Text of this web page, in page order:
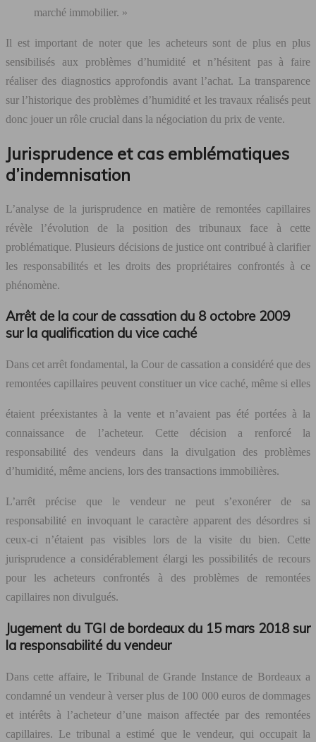
marché immobilier. »
Il est important de noter que les acheteurs sont de plus en plus
sensibilisés aux problèmes d’humidité et n’hésitent pas à faire
réaliser des diagnostics approfondis avant l’achat. La transparence
sur l’historique des problèmes d’humidité et les travaux réalisés peut
donc jouer un rôle crucial dans la négociation du prix de vente.
Jurisprudence et cas emblématiques
d’indemnisation
L’analyse de la jurisprudence en matière de remontées capillaires
révèle l’évolution de la position des tribunaux face à cette
problématique. Plusieurs décisions de justice ont contribué à clarifier
les responsabilités et les droits des propriétaires confrontés à ce
phénomène.
Arrêt de la cour de cassation du 8 octobre 2009
sur la qualification du vice caché
Dans cet arrêt fondamental, la Cour de cassation a considéré que des
remontées capillaires peuvent constituer un vice caché, même si elles
étaient préexistantes à la vente et n’avaient pas été portées à la
connaissance de l’acheteur. Cette décision a renforcé la
responsabilité des vendeurs dans la divulgation des problèmes
d’humidité, même anciens, lors des transactions immobilières.
L’arrêt précise que le vendeur ne peut s’exonérer de sa
responsabilité en invoquant le caractère apparent des désordres si
ceux-ci n’étaient pas visibles lors de la visite du bien. Cette
jurisprudence a considérablement élargi les possibilités de recours
pour les acheteurs confrontés à des problèmes de remontées
capillaires non divulgués.
Jugement du TGI de bordeaux du 15 mars 2018 sur
la responsabilité du vendeur
Dans cette affaire, le Tribunal de Grande Instance de Bordeaux a
condamné un vendeur à verser plus de 100 000 euros de dommages
et intérêts à l’acheteur d’une maison affectée par des remontées
capillaires. Le tribunal a estimé que le vendeur, qui occupait la